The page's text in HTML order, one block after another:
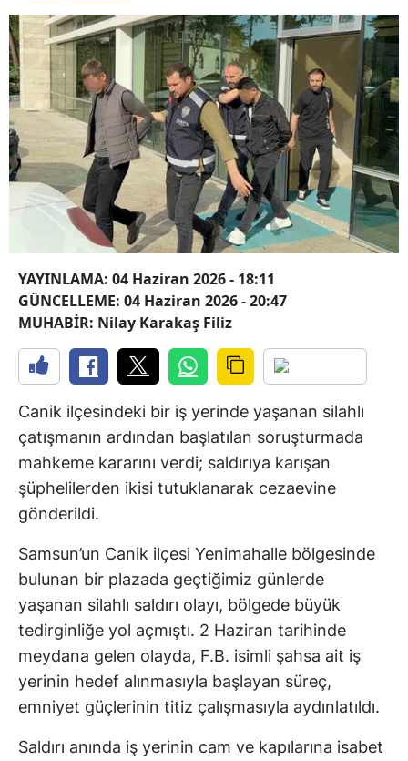
YAYINLAMA: 04 Haziran 2026 - 18:11
GÜNCELLEME: 04 Haziran 2026 - 20:47
MUHABİR: Nilay Karakaş Filiz
Canik ilçesindeki bir iş yerinde yaşanan silahlı
çatışmanın ardından başlatılan soruşturmada
mahkeme kararını verdi; saldırıya karışan
şüphelilerden ikisi tutuklanarak cezaevine
gönderildi.
Samsun’un Canik ilçesi Yenimahalle bölgesinde
bulunan bir plazada geçtiğimiz günlerde
yaşanan silahlı saldırı olayı, bölgede büyük
tedirginliğe yol açmıştı. 2 Haziran tarihinde
meydana gelen olayda, F.B. isimli şahsa ait iş
yerinin hedef alınmasıyla başlayan süreç,
emniyet güçlerinin titiz çalışmasıyla aydınlatıldı.
Saldırı anında iş yerinin cam ve kapılarına isabet